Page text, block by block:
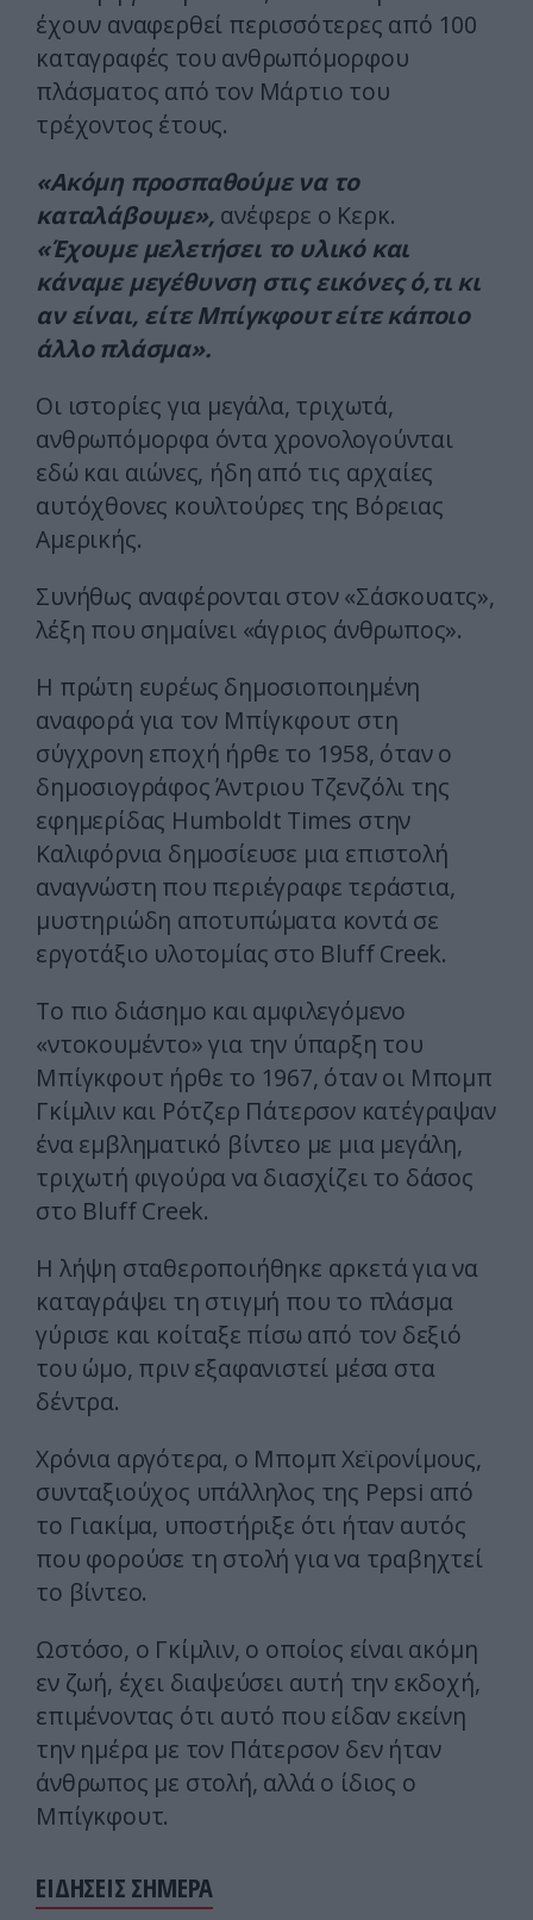
έχουν αναφερθεί περισσότερες από 100
καταγραφές του ανθρωπόμορφου
πλάσματος από τον Μάρτιο του
τρέχοντος έτους.
«Ακόμη προσπαθούμε να το
καταλάβουμε», ανέφερε ο Κερκ.
«Έχουμε μελετήσει το υλικό και
κάναμε μεγέθυνση στις εικόνες ό,τι κι
αν είναι, είτε Μπίγκφουτ είτε κάποιο
άλλο πλάσμα».
Οι ιστορίες για μεγάλα, τριχωτά,
ανθρωπόμορφα όντα χρονολογούνται
εδώ και αιώνες, ήδη από τις αρχαίες
αυτόχθονες κουλτούρες της Βόρειας
Αμερικής.
Συνήθως αναφέρονται στον «Σάσκουατς»,
λέξη που σημαίνει «άγριος άνθρωπος».
Η πρώτη ευρέως δημοσιοποιημένη
αναφορά για τον Μπίγκφουτ στη
σύγχρονη εποχή ήρθε το 1958, όταν ο
δημοσιογράφος Άντριου Τζενζόλι της
εφημερίδας Humboldt Times στην
Καλιφόρνια δημοσίευσε μια επιστολή
αναγνώστη που περιέγραφε τεράστια,
μυστηριώδη αποτυπώματα κοντά σε
εργοτάξιο υλοτομίας στο Bluff Creek.
Το πιο διάσημο και αμφιλεγόμενο
«ντοκουμέντο» για την ύπαρξη του
Μπίγκφουτ ήρθε το 1967, όταν οι Μπομπ
Γκίμλιν και Ρότζερ Πάτερσον κατέγραψαν
ένα εμβληματικό βίντεο με μια μεγάλη,
τριχωτή φιγούρα να διασχίζει το δάσος
στο Bluff Creek.
Η λήψη σταθεροποιήθηκε αρκετά για να
καταγράψει τη στιγμή που το πλάσμα
γύρισε και κοίταξε πίσω από τον δεξιό
του ώμο, πριν εξαφανιστεί μέσα στα
δέντρα.
Χρόνια αργότερα, ο Μπομπ Χεϊρονίμους,
συνταξιούχος υπάλληλος της Pepsi από
το Γιακίμα, υποστήριξε ότι ήταν αυτός
που φορούσε τη στολή για να τραβηχτεί
το βίντεο.
Ωστόσο, ο Γκίμλιν, ο οποίος είναι ακόμη
εν ζωή, έχει διαψεύσει αυτή την εκδοχή,
επιμένοντας ότι αυτό που είδαν εκείνη
την ημέρα με τον Πάτερσον δεν ήταν
άνθρωπος με στολή, αλλά ο ίδιος ο
Μπίγκφουτ.
ΕΙΔΗΣΕΙΣ ΣΗΜΕΡΑ